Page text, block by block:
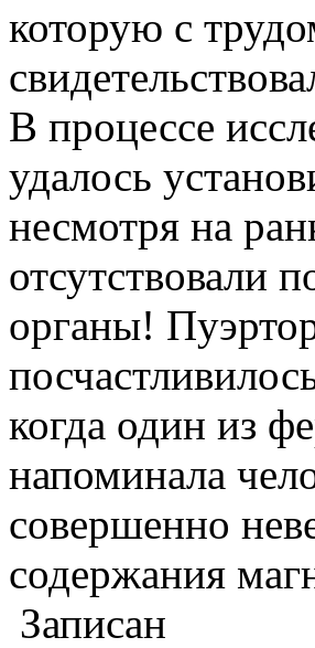
которую с
В процессе
удалось
несмотря на
отсутствовали
органы!
когда один из
напоминала
совершенно
содержания
Записан